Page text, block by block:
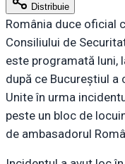
Distribuie
România duce oficial
Consiliului de
este programată luni,
după ce Bucureștiul
Unite în urma
peste un bloc de
de ambasadorul